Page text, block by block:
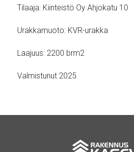
Tilaaja: Kiinteistö Oy Ahjokatu 10
Urakkamuoto: KVR-urakka
Laajuus: 2200 brm2
Valmistunut 2025